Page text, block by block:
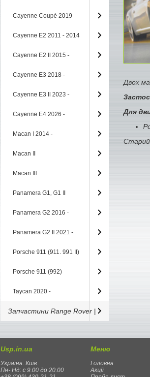
Cayenne Coupé 2019 -
Cayenne E2 2011 - 2014
Cayenne E2 II 2015 -
Cayenne E3 2018 -
Cayenne E3 II 2023 -
Cayenne E4 2026 -
Macan I 2014 -
Macan II
Macan III
Panamera G1, G1 II
Panamera G2 2016 -
Panamera G2 II 2021 -
Porsche 911 (911. 991 II)
Porsche 911 (992)
Taycan 2020 -
Запчастини Range Rover |
Двох
Для
Usp.in.ua
Україна. Київ
Пн- Нд: с 9.00 до 20.00
Меню
Головна
Акції